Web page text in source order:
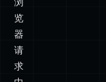
求
中
的
字
符